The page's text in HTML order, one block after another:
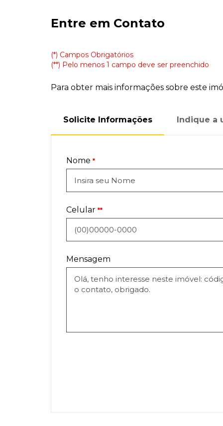
Entre em Contato
(*) Campos Obrigatórios
(**) Pelo menos 1 campo deve ser preenchido
Para obter mais informações sobre este
Solicite Informações Indique a
Nome *
Celular **
Mensagem